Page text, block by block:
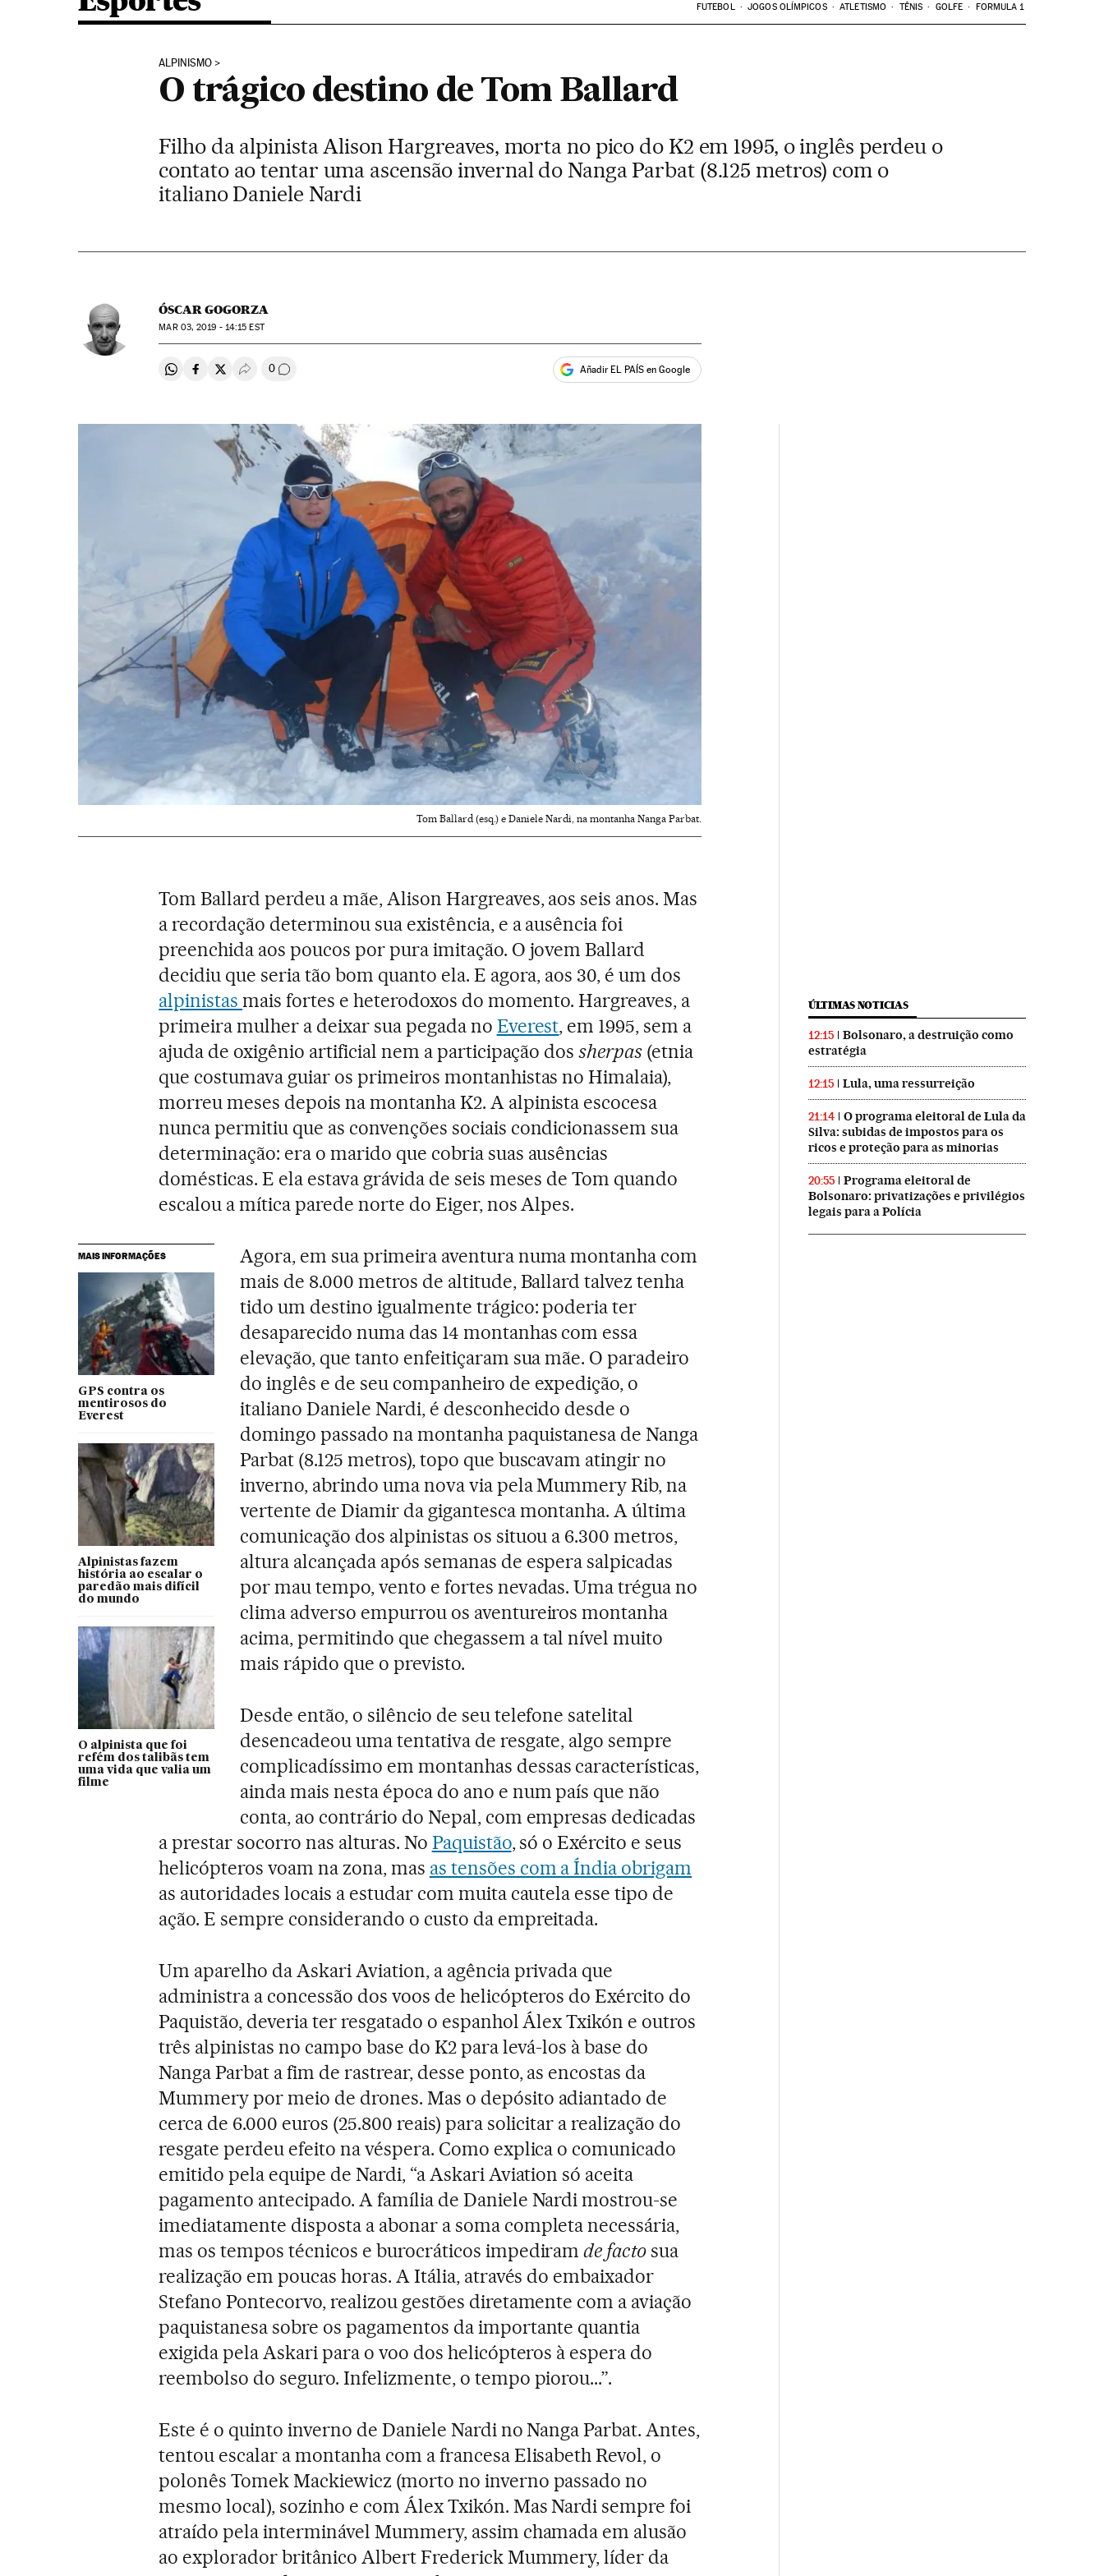
FUTEBOL JOGOS OLÍMPICOS ATLETISMO TÊNIS GOLFE FORMULA 1
ALPINISMO
O trágico destino de Tom Ballard
Filho da alpinista Alison Hargreaves, morta no pico do K2 em 1995, o inglês perdeu o
contato ao tentar uma ascensão invernal do Nanga Parbat (8.125 metros) com o
italiano Daniele Nardi
ÓSCAR GOGORZA
MAR03, 2019 - 14:15 EST
Compartir en Whatsapp
Compartir en Facebook
Compartir en Twitter
Desplegar Redes Sociales
0 Comentários Añadir EL PAÍS en Google
Tom Ballard (esq.) e Daniele Nardi, na montanha Nanga Parbat.
Tom Ballard perdeu a mãe, Alison Hargreaves, aos seis anos. Mas
a recordação determinou sua existência, e a ausência foi
preenchida aos poucos por pura imitação. O jovem Ballard
decidiu que seria tão bom quanto ela. E agora, aos 30, é um dos
alpinistasmais fortes e heterodoxos do momento. Hargreaves, a
primeira mulher a deixar sua pegada no Everest, em 1995, sem a
ajuda de oxigênio artificial nem a participação dossherpas (etnia
que costumava guiar os primeiros montanhistas no Himalaia),
morreu meses depois na montanha K2. A alpinista escocesa
nunca permitiu que as convenções sociais condicionassem sua
determinação: era o marido que cobria suas ausências
domésticas. E ela estava grávida de seis meses de Tom quando
escalou a mítica parede norte do Eiger, nos Alpes.
MAIS INFORMAÇÕES
GPS contra os
mentirosos do
Everest
Alpinistas fazem
história ao escalar o
paredão mais difícil
do mundo
O alpinista que foi
refém dos talibãs tem
uma vida que valia um
filme
Agora, em sua primeira aventura numa montanha com
mais de 8.000 metros de altitude, Ballard talvez tenha
tido um destino igualmente trágico: poderia ter
desaparecido numa das 14 montanhas com essa
elevação, que tanto enfeitiçaram sua mãe. O paradeiro
do inglês e de seu companheiro de expedição, o
italiano Daniele Nardi, é desconhecido desde o
domingo passado na montanha paquistanesa de Nanga
Parbat (8.125 metros), topo que buscavam atingir no
inverno, abrindo uma nova via pela Mummery Rib, na
vertente de Diamir da gigantesca montanha. A última
comunicação dos alpinistas os situou a 6.300 metros,
altura alcançada após semanas de espera salpicadas
por mau tempo, vento e fortes nevadas. Uma trégua no
clima adverso empurrou os aventureiros montanha
acima, permitindo que chegassem a tal nível muito
mais rápido que o previsto.
Desde então, o silêncio de seu telefone satelital
desencadeou uma tentativa de resgate, algo sempre
complicadíssimo em montanhas dessas características,
ainda mais nesta época do ano e num país que não
conta, ao contrário do Nepal, com empresas dedicadas
a prestar socorro nas alturas. No Paquistão, só o Exército e seus
helicópteros voam na zona, mas as tensões com a Índia obrigam
as autoridades locais a estudar com muita cautela esse tipo de
ação. E sempre considerando o custo da empreitada.
Um aparelho da Askari Aviation, a agência privada que
administra a concessão dos voos de helicópteros do Exército do
Paquistão, deveria ter resgatado o espanhol Álex Txikón e outros
três alpinistas no campo base do K2 para levá-los à base do
Nanga Parbat a fim de rastrear, desse ponto, as encostas da
Mummery por meio de drones. Mas o depósito adiantado de
cerca de 6.000 euros (25.800 reais) para solicitar a realização do
resgate perdeu efeito na véspera. Como explica o comunicado
emitido pela equipe de Nardi, “a Askari Aviation só aceita
pagamento antecipado. A família de Daniele Nardi mostrou-se
imediatamente disposta a abonar a soma completa necessária,
mas os tempos técnicos e burocráticos impediramde facto sua
realização em poucas horas. A Itália, através do embaixador
Stefano Pontecorvo, realizou gestões diretamente com a aviação
paquistanesa sobre os pagamentos da importante quantia
exigida pela Askari para o voo dos helicópteros à espera do
reembolso do seguro. Infelizmente, o tempo piorou...”.
Este é o quinto inverno de Daniele Nardi no Nanga Parbat. Antes,
tentou escalar a montanha com a francesa Elisabeth Revol, o
polonês Tomek Mackiewicz (morto no inverno passado no
mesmo local), sozinho e com Álex Txikón. Mas Nardi sempre foi
atraído pela interminável Mummery, assim chamada em alusão
ao explorador britânico Albert Frederick Mummery, líder da
ÚLTIMAS NOTICIAS
12:15
Bolsonaro, a destruição como
estratégia
12:15 Lula, uma ressurreição
21:14
O programa eleitoral de Lula da
Silva: subidas de impostos para os
ricos e proteção para as minorias
20:55
Programa eleitoral de
Bolsonaro: privatizações e privilégios
legais para a Polícia